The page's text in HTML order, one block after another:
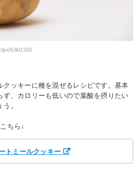
5901932
クッキーに種を混ぜるレシピです。基本
ず、カロリーも低いので葉酸を摂りたい
。
ちら↓
トミールクッキー